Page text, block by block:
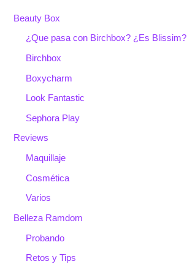
Beauty Box
¿Que pasa con Birchbox? ¿Es Blissim?
Birchbox
Boxycharm
Look Fantastic
Sephora Play
Reviews
Maquillaje
Cosmética
Varios
Belleza Ramdom
Probando
Retos y Tips